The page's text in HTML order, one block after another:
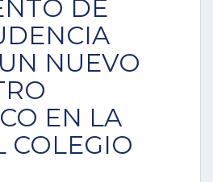
DE
NUEVO
EN LA
COLEGIO